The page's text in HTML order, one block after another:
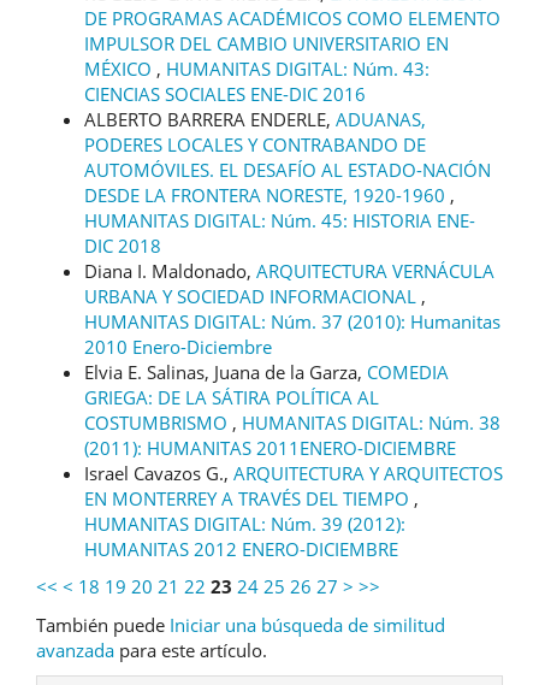
DE PROGRAMAS ACADÉMICOS COMO ELEMENTO
IMPULSOR DEL CAMBIO UNIVERSITARIO EN
MÉXICO , HUMANITAS DIGITAL: Núm. 43:
CIENCIAS SOCIALES ENE-DIC 2016
ALBERTO BARRERA ENDERLE, ADUANAS,
PODERES LOCALES Y CONTRABANDO DE
AUTOMÓVILES. EL DESAFÍO AL ESTADO-NACIÓN
DESDE LA FRONTERA NORESTE, 1920-1960 ,
HUMANITAS DIGITAL: Núm. 45: HISTORIA ENE-
DIC 2018
Diana I. Maldonado, ARQUITECTURA VERNÁCULA
URBANA Y SOCIEDAD INFORMACIONAL ,
HUMANITAS DIGITAL: Núm. 37 (2010): Humanitas
2010 Enero-Diciembre
Elvia E. Salinas, Juana de la Garza, COMEDIA
GRIEGA: DE LA SÁTIRA POLÍTICA AL
COSTUMBRISMO , HUMANITAS DIGITAL: Núm. 38
(2011): HUMANITAS 2011ENERO-DICIEMBRE
Israel Cavazos G., ARQUITECTURA Y ARQUITECTOS
EN MONTERREY A TRAVÉS DEL TIEMPO ,
HUMANITAS DIGITAL: Núm. 39 (2012):
HUMANITAS 2012 ENERO-DICIEMBRE
<< < 18 19 20 21 22 23 24 25 26 27 > >>
También puede Iniciar una búsqueda de similitud
avanzada para este artículo.